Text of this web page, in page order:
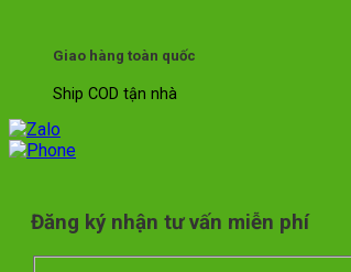
Giao hàng toàn quốc
Ship COD tận nhà
Đăng ký nhận tư vấn miễn phí